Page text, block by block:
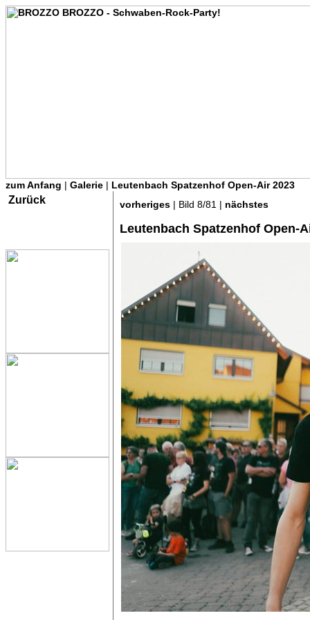
zum Anfang | Galerie | Leutenbach Spatzenhof Open-Air 2023
Zurück vorheriges | Bild 8/81 | nächstes
Leutenbach Spatzenhof Open-